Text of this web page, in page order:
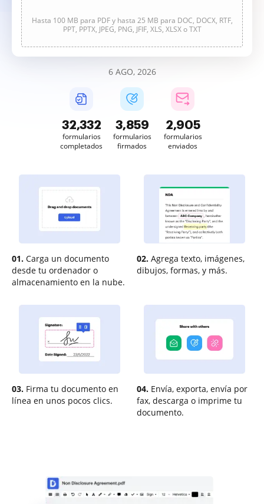
Hasta 100 MB para PDF y hasta 25 MB para DOC, DOCX, RTF,
PPT, PPTX, JPEG, PNG, JFIF, XLS, XLSX o TXT
6 AGO, 2026
32,332
formularios
completados
3,859
formularios
firmados
2,905
formularios
enviados
01. Carga un documento
desde tu ordenador o
almacenamiento en la nube.
02. Agrega texto, imágenes,
dibujos, formas, y más.
03. Firma tu documento en
línea en unos pocos clics.
04. Envía, exporta, envía por
fax, descarga o imprime tu
documento.